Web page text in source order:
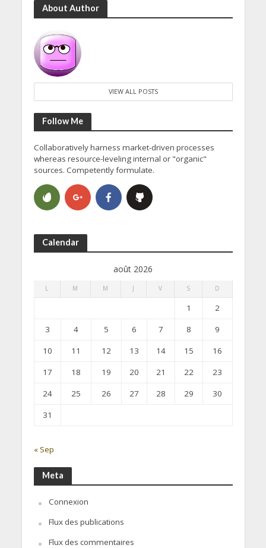
About Author
VIEW ALL POSTS
Follow Me
Collaboratively harness market-driven processes
whereas resource-leveling internal or "organic"
sources. Competently formulate.
Calendar
août 2026
L M M J V S D
1
2
3
4 5 6 7 8
9
10
11 12 13 14 15
16
17
18 19 20 21 22
23
24
25 26 27 28 29
30
31
« Sep
Meta
Connexion
Flux des publications
Flux des commentaires